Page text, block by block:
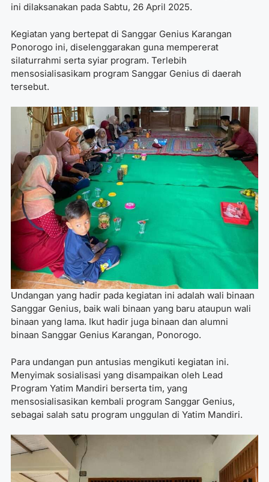
ini dilaksanakan pada Sabtu, 26 April 2025.
Kegiatan yang bertepat di Sanggar Genius Karangan
Ponorogo ini, diselenggarakan guna mempererat
silaturrahmi serta syiar program. Terlebih
mensosialisasikam program Sanggar Genius di daerah
tersebut.
Undangan yang hadir pada kegiatan ini adalah wali binaan
Sanggar Genius, baik wali binaan yang baru ataupun wali
binaan yang lama. Ikut hadir juga binaan dan alumni
binaan Sanggar Genius Karangan, Ponorogo.
Para undangan pun antusias mengikuti kegiatan ini.
Menyimak sosialisasi yang disampaikan oleh Lead
Program Yatim Mandiri berserta tim, yang
mensosialisasikan kembali program Sanggar Genius,
sebagai salah satu program unggulan di Yatim Mandiri.